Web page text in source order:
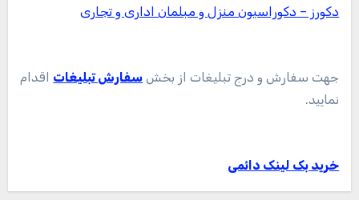
دکورز – دکوراسیون منزل و مبلمان اداری و تجاری
جهت سفارش و درج تبلیغات از بخش سفارش تبلیغات اقدام
نمایید.
خرید بک لینک دائمی